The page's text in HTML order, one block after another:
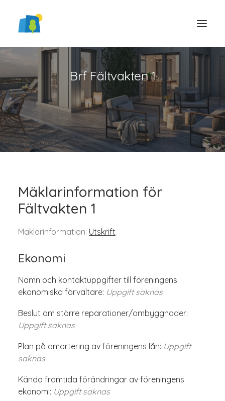
Brf Fältvakten 1
Mäklarinformation för
Fältvakten 1
Mäklarinformation: Utskrift
Ekonomi
Namn och kontaktuppgifter till föreningens
ekonomiska förvaltare: Uppgift saknas
Beslut om större reparationer/ombyggnader:
Uppgift saknas
Plan på amortering av föreningens lån: Uppgift
saknas
Kända framtida förändringar av föreningens
ekonomi: Uppgift saknas